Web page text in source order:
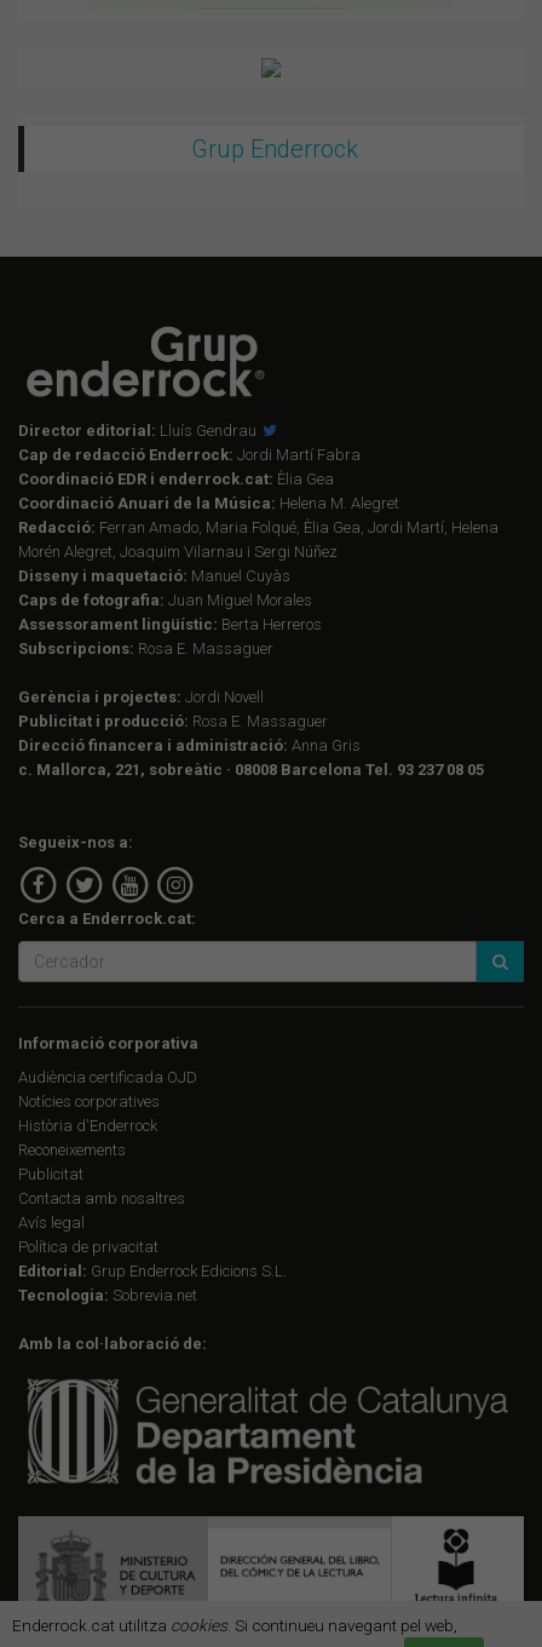
Enderrock.cat utilitza cookies. Si continueu navegant pel web,
Grup Enderrock
Director editorial: Lluís Gendrau
Cap de redacció Enderrock: Jordi Martí Fabra
Coordinació EDR i enderrock.cat: Èlia Gea
Coordinació Anuari de la Música: Helena M. Alegret
Redacció: Ferran Amado, Maria Folqué, Èlia Gea, Jordi Martí, Helena
Morén Alegret, Joaquim Vilarnau i Sergi Núñez
Disseny i maquetació: Manuel Cuyàs
Caps de fotografia: Juan Miguel Morales
Assessorament lingüístic: Berta Herreros
Subscripcions: Rosa E. Massaguer
Gerència i projectes: Jordi Novell
Publicitat i producció: Rosa E. Massaguer
Direcció financera i administració: Anna Gris
c. Mallorca, 221, sobreàtic · 08008 Barcelona Tel. 93 237 08 05
Segueix-nos a:
Cerca a Enderrock.cat:
Informació corporativa
Audiència certificada OJD
Notícies corporatives
Història d'Enderrock
Reconeixements
Publicitat
Contacta amb nosaltres
Avís legal
Política de privacitat
Editorial: Grup Enderrock Edicions S.L.
Tecnologia: Sobrevia.net
Amb la col·laboració de: